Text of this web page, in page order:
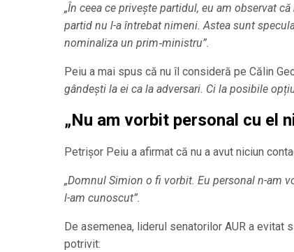
„În ceea ce privește partidul, eu am observat
partid nu l-a întrebat nimeni. Astea sunt
nominaliza un prim‑ministru”.
Peiu a mai spus că nu îl consideră pe Călin
gândești la ei ca la adversari. Ci la posibile
„Nu am vorbit personal cu el
Petrișor Peiu a afirmat că nu a avut niciun
„Domnul Simion o fi vorbit. Eu personal n-am
l-am cunoscut”.
De asemenea, liderul senatorilor AUR a
potrivit: